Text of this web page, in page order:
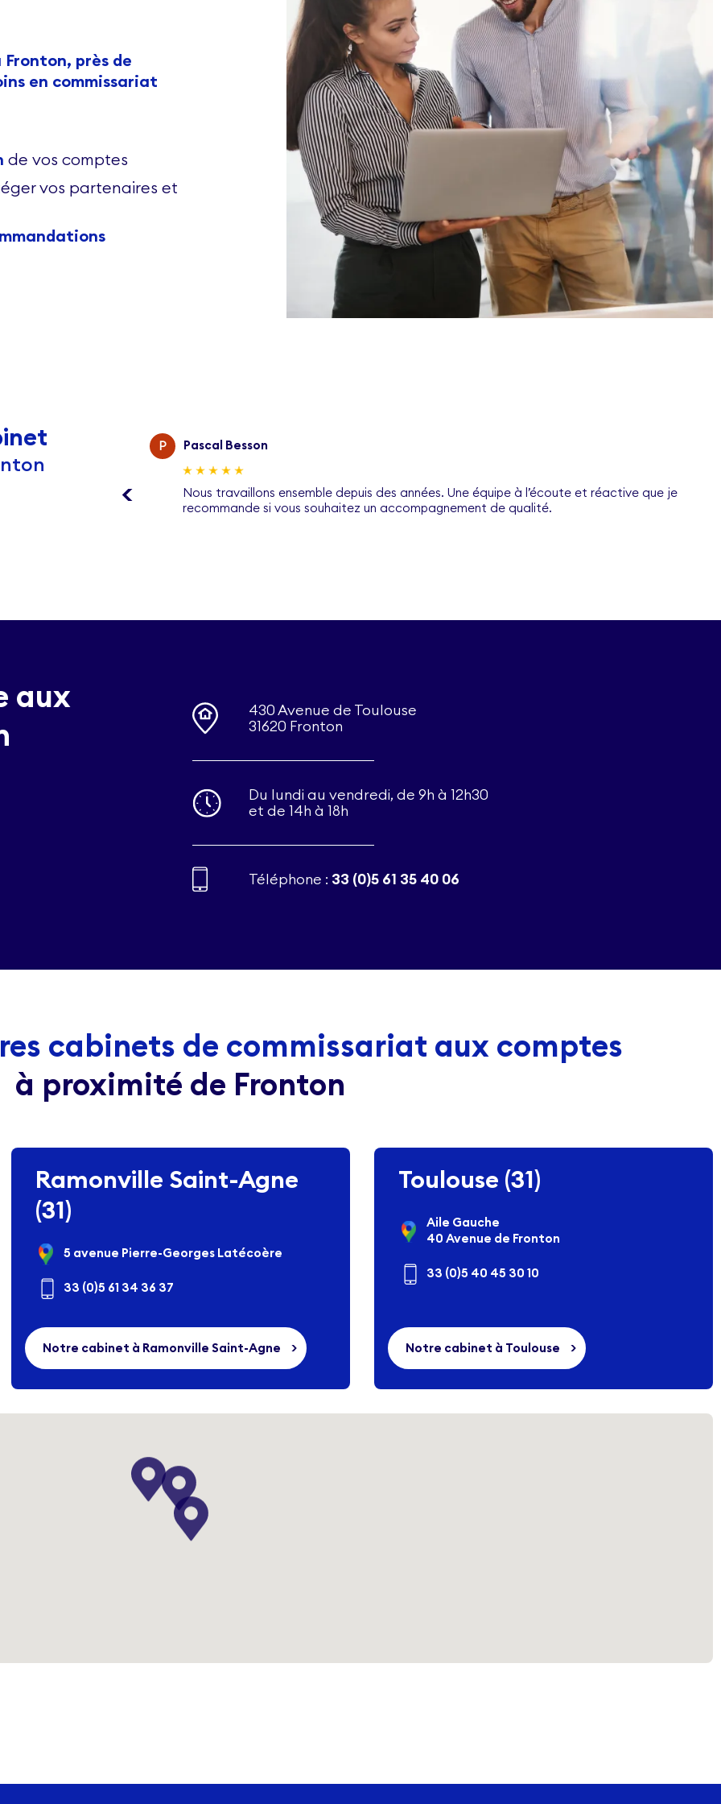
près de
en commissariat
de vos comptes
vos partenaires et
P Pascal Besson
Nous travaillons ensemble depuis des années. Une équipe à l’écoute et réactive que je
recommande si vous souhaitez un accompagnement de qualité.
<
aux
430 Avenue de Toulouse
31620 Fronton
Du lundi au vendredi, de 9h à 12h30
et de 14h à 18h
Téléphone : 33 (0)5 61 35 40 06
cabinets de commissariat aux comptes
à proximité de Fronton
Ramonville Saint-Agne
(31)
5 avenue Pierre-Georges Latécoère
33 (0)5 61 34 36 37
Notre cabinet à Ramonville Saint-Agne >
Toulouse (31)
Aile Gauche
40 Avenue de Fronton
33 (0)5 40 45 30 10
Notre cabinet à Toulouse >